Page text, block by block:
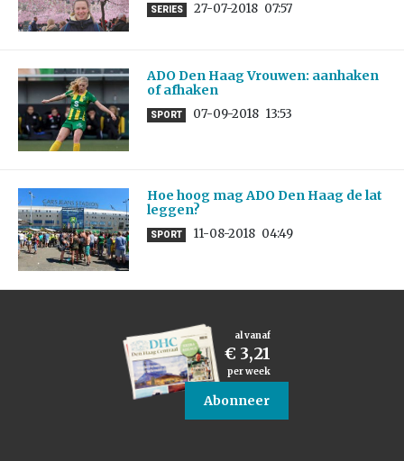
SERIES 27-07-2018 07:57
ADO Den Haag Vrouwen: aanhaken
of afhaken
SPORT 07-09-2018 13:53
Hoe hoog mag ADO Den Haag de lat
leggen?
SPORT 11-08-2018 04:49
al vanaf
€ 3,21
per week
Abonneer